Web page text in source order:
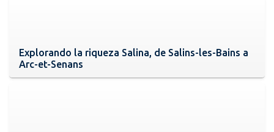
Explorando la riqueza Salina, de Salins-les-Bains a
Arc-et-Senans